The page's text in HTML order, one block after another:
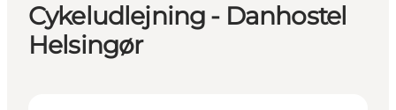
Cykeludlejning - Danhostel
Helsingør